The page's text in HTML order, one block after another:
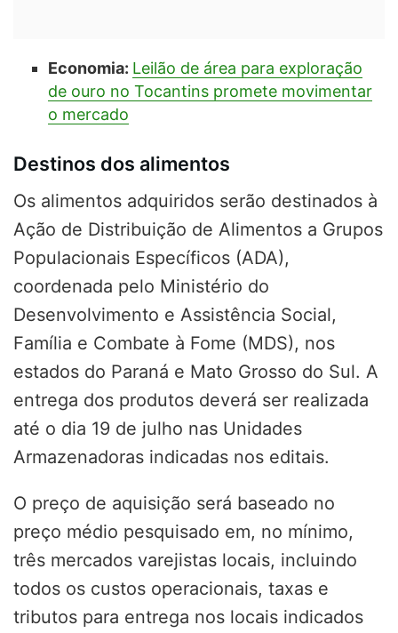
Economia: Leilão de área para exploração
de ouro no Tocantins promete movimentar
o mercado
Destinos dos alimentos
Os alimentos adquiridos serão destinados à
Ação de Distribuição de Alimentos a Grupos
Populacionais Específicos (ADA),
coordenada pelo Ministério do
Desenvolvimento e Assistência Social,
Família e Combate à Fome (MDS), nos
estados do Paraná e Mato Grosso do Sul. A
entrega dos produtos deverá ser realizada
até o dia 19 de julho nas Unidades
Armazenadoras indicadas nos editais.
O preço de aquisição será baseado no
preço médio pesquisado em, no mínimo,
três mercados varejistas locais, incluindo
todos os custos operacionais, taxas e
tributos para entrega nos locais indicados